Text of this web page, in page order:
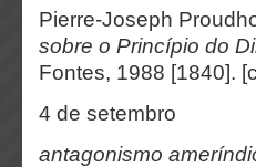
Pierre-Joseph
sobre o Princípio do
Fontes, 1988
4 de setembro
antagonismo